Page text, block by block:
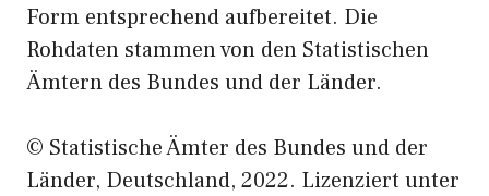
Form entsprechend aufbereitet. Die
Rohdaten stammen von den Statistischen
Ämtern des Bundes und der Länder.
© Statistische Ämter des Bundes und der
Länder, Deutschland, 2022. Lizenziert unter